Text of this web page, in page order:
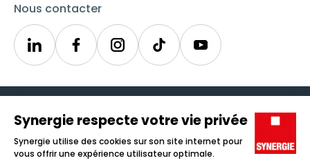
Nous contacter
LinkedinSynergieInstagramTikTok Youtube
Icône d'illustration
Candidats
Entreprises
Icône d'illustration